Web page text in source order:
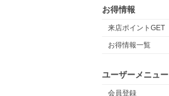
お得情報
来店ポイントGET
お得情報一覧
ユーザーメニュー
会員登録